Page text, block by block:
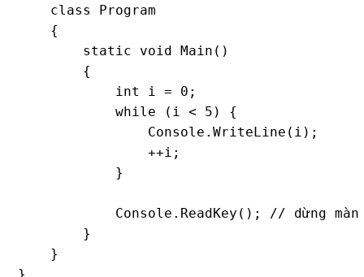
    class Program
    {
        static void Main()
        {
            int i = 0;
            while (i < 5) {
                Console.WriteLine(i);
                ++i;
            }
Console.ReadKey(); // dừng màn
        }
    }